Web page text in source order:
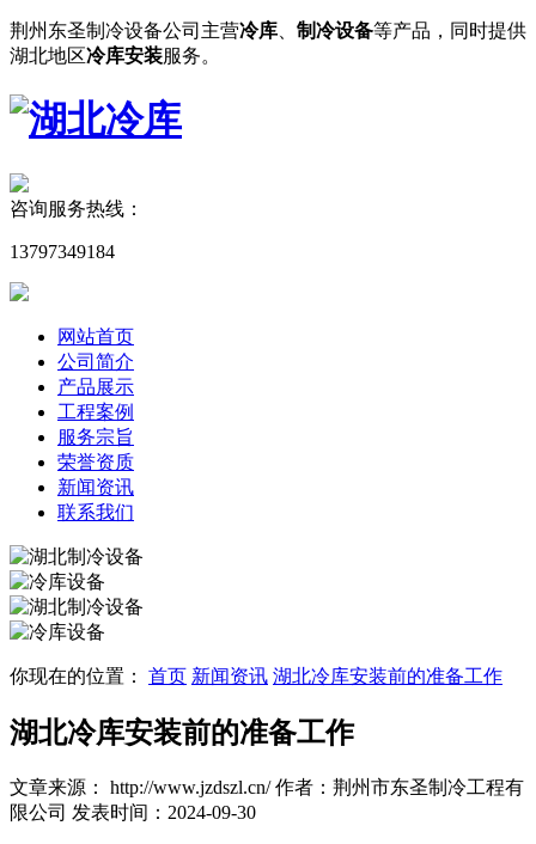
荆州东圣制冷设备公司主营冷库 制冷设备等产品，同时提供
湖北地区冷库安装服务。
咨询服务热线：
13797349184
网站首页
公司简介
产品展示
工程案例
服务宗旨
荣誉资质
新闻资讯
联系我们
你现在的位置： 首页 新闻资讯 湖北冷库安装前的准备工作
湖北冷库安装前的准备工作
文章来源： http://www.jzdszl.cn/作者：荆州市东圣制冷工程有
限公司 发表时间：2024-09-30